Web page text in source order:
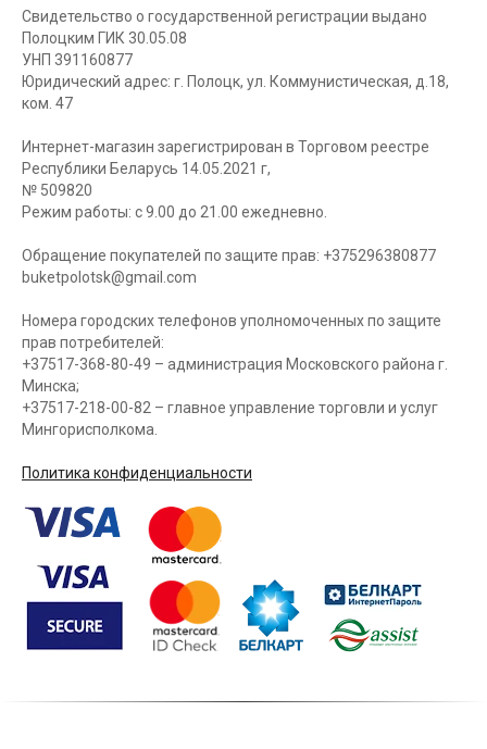
Свидетельство о государственной регистрации выдано
Полоцким ГИК 30.05.08
УНП 391160877
Юридический адрес: г. Полоцк, ул. Коммунистическая, д.18,
ком. 47
Интернет-магазин зарегистрирован в Торговом реестре
Республики Беларусь 14.05.2021 г,
№ 509820
Режим работы: с 9.00 до 21.00 ежедневно.
Обращение покупателей по защите прав: +375296380877
buketpolotsk@gmail.com
Номера городских телефонов уполномоченных по защите
прав потребителей:
+37517-368-80-49 – администрация Московского района г.
Минска;
+37517-218-00-82 – главное управление торговли и услуг
Мингорисполкома.
Политика конфиденциальности